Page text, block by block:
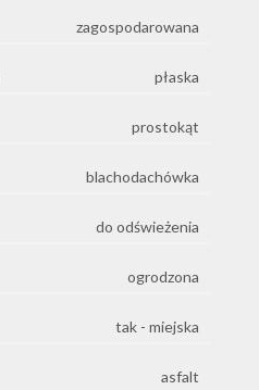
zagospodarowana
płaska
prostokąt
blachodachówka
do odświeżenia
ogrodzona
tak - miejska
asfalt